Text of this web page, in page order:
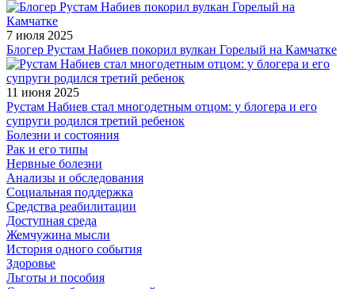
7 июля 2025
Блогер Рустам Набиев покорил вулкан Горелый на Камчатке
11 июня 2025
Рустам Набиев стал многодетным отцом: у блогера и его
супруги родился третий ребенок
Болезни и состояния
Рак и его типы
Нервные болезни
Анализы и обследования
Социальная поддержка
Средства реабилитации
Доступная среда
Жемчужина мысли
История одного события
Здоровье
Льготы и пособия